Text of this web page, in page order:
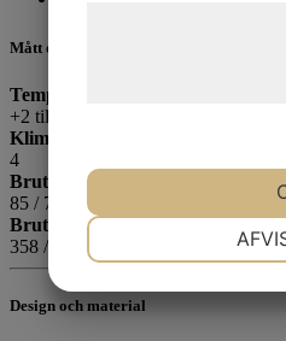
Mått och innehåll
Temperaturintervall
+2 till +10 °C
Klimatklass
4
Brutto- / nettovikt
85 / 78 kg
Brutto-/nettovolym
358 / 345 l
Design och material